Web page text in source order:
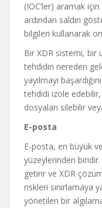
(IOC’ler) aramak
ardından saldırı
bilgileri kullanarak
Bir XDR sistemi, bir
tehdidin nereden
yayılmayı
tehdidi izole
dosyaları silebilir
E-posta
E-posta, en büyük ve
yüzeylerinden
getirir ve XDR
riskleri sınırlamaya
yönetilen bir